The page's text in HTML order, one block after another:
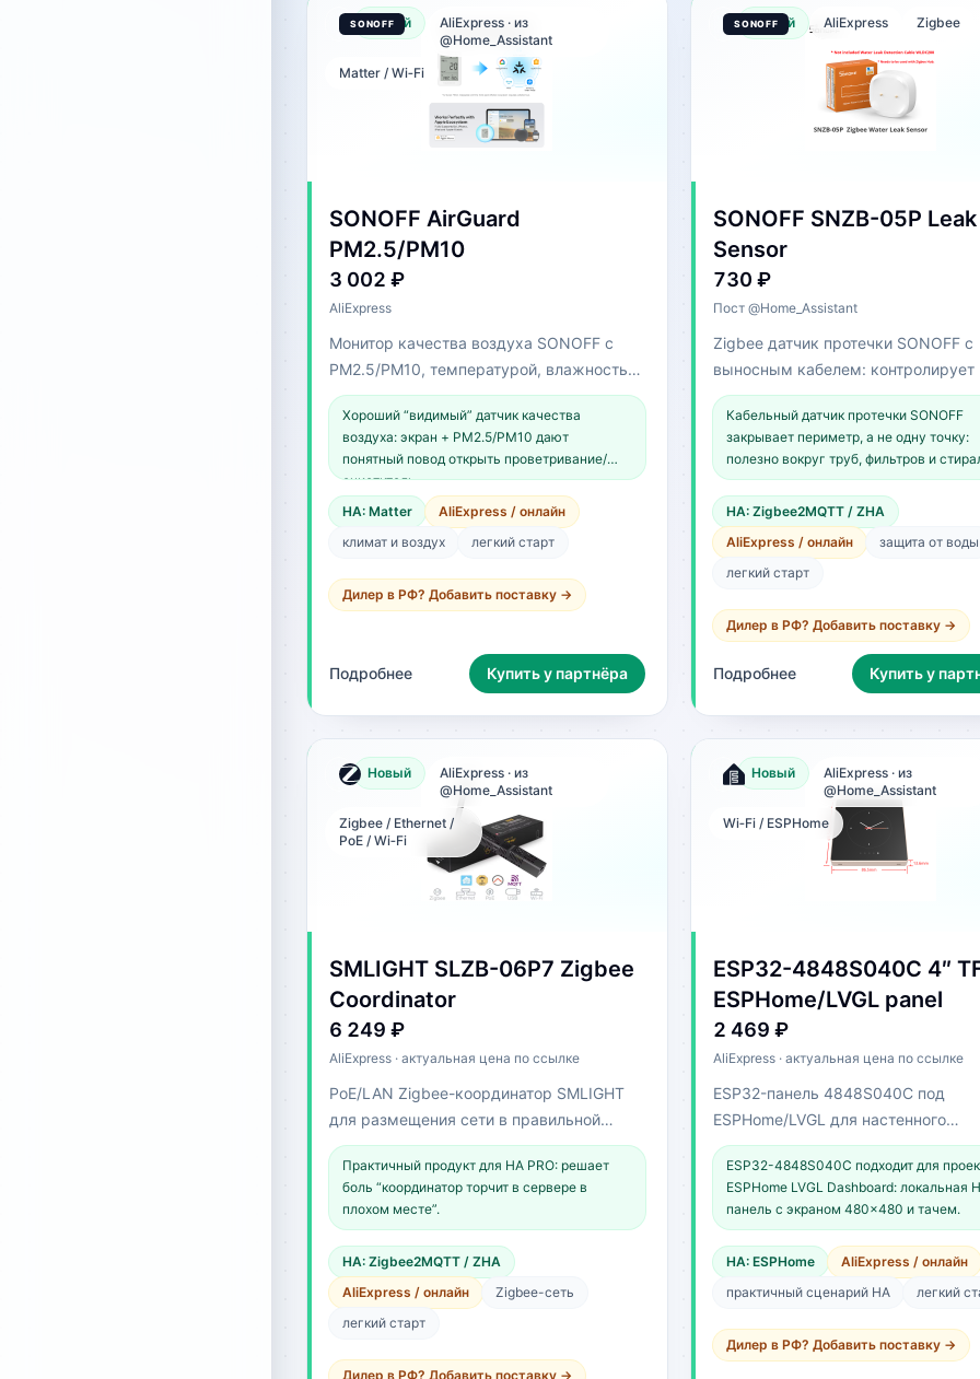
Новый
AliExpress · из
@Home_Assistant
Matter / Wi‑Fi
SONOFF AirGuard
PM2.5/PM10
3 002 ₽
AliExpress
Монитор качества воздуха SONOFF с
PM2.5/PM10, температурой, влажностью,
экраном и Matter для Home Assistant.
Хороший “видимый” датчик качества
воздуха: экран + PM2.5/PM10 дают
понятный повод открыть проветривание/
очиститель.
HA: Matter
AliExpress / онлайн
климат и воздух
легкий старт
Дилер в РФ? Добавить поставку →
Подробнее Купить у партнёра
Новый AliExpress Zigbee
SONOFF SNZB-05P Leak
Sensor
730 ₽
Пост @Home_Assistant
Zigbee датчик протечки SONOFF с
выносным кабелем: контролирует
одну точку, а периметр вокруг
бойлера или стиральной машины.
Кабельный датчик протечки SONOFF
закрывает периметр, а не одну точку:
полезно вокруг труб, фильтров и
HA: Zigbee2MQTT / ZHA
AliExpress / онлайн
защита от воды
легкий старт
Дилер в РФ? Добавить поставку →
Подробнее Купить у
Новый
AliExpress · из
@Home_Assistant
Zigbee / Ethernet /
PoE / Wi‑Fi
SMLIGHT SLZB-06P7 Zigbee
Coordinator
6 249 ₽
AliExpress · актуальная цена по ссылке
PoE/LAN Zigbee-координатор SMLIGHT
для размещения сети в правильной
точке дома.
Практичный продукт для HA PRO: решает
боль “координатор торчит в сервере в
плохом месте”.
HA: Zigbee2MQTT / ZHA
AliExpress / онлайн
Zigbee-сеть
легкий старт
Дилер в РФ? Добавить поставку →
Новый
AliExpress · из
@Home_Assistant
Wi‑Fi / ESPHome
ESP32-4848S040C 4″
ESPHome/LVGL panel
2 469 ₽
AliExpress · актуальная цена по ссылке
ESP32-панель 4848S040C под
ESPHome/LVGL для настенного
управления и статусов HA.
ESP32-4848S040C подходит для
ESPHome LVGL Dashboard: локальная
панель с экраном 480×480 и тачем.
HA: ESPHome
AliExpress / онлайн
практичный сценарий HA
легкий
Дилер в РФ? Добавить поставку →